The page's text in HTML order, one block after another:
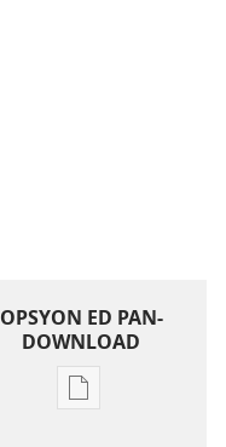
OPSYON ED PAN-
DOWNLOAD
Opsyon